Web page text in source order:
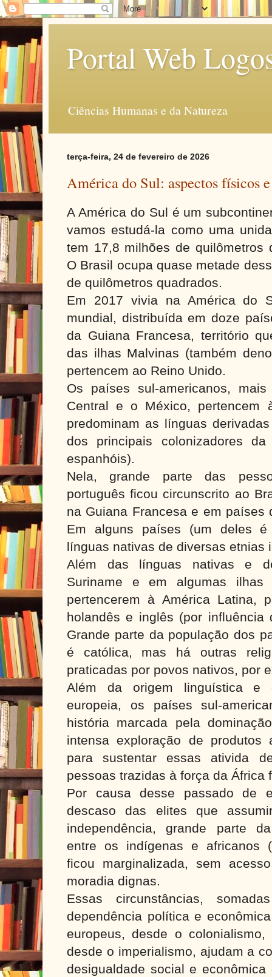
Portal Web
Ciências Humanas e da Natureza
terça-feira, 24 de fevereiro de 2026
América do Sul: aspectos físicos
A América do Sul é um
vamos estudá-la como uma
tem 17,8 milhões de quilômetros
O Brasil ocupa quase metade
de quilômetros quadrados.
Em 2017 vivia na América do
mundial, distribuída em doze
da Guiana Francesa, território
das ilhas Malvinas (também
pertencem ao Reino Unido.
Os países sul-americanos,
Central e o México, pertencem
predominam as línguas
dos principais colonizadores
espanhóis).
Nela, grande parte das
português ficou circunscrito ao
na Guiana Francesa e em países
Em alguns países (um deles
línguas nativas de diversas etnias
Além das línguas nativas e
Suriname e em algumas
pertencerem à América Latina,
holandês e inglês (por influência
Grande parte da população dos
é católica, mas há outras
praticadas por povos nativos, por
Além da origem linguística e
europeia, os países sul-
história marcada pela
intensa exploração de
para sustentar essas ativida
pessoas trazidas à força da África
Por causa desse passado de
descaso das elites que
independência, grande parte
entre os indígenas e africanos
ficou marginalizada, sem
moradia dignas.
Essas circunstâncias,
dependência política e
europeus, desde o
desde o imperialismo, ajudam a
desigualdade social e